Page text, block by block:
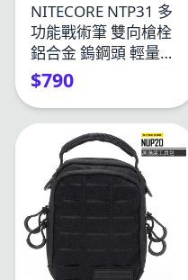
NITECORE NTP31 多
功能戰術筆 雙向槍栓
鋁合金 鎢鋼頭 輕量
EDC 德國筆芯 書寫 防
衛 戰術
$790